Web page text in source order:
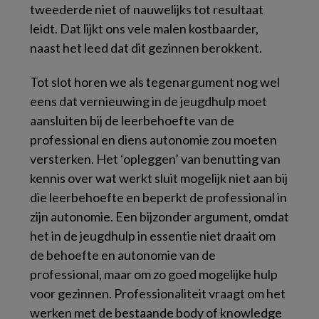
tweederde niet of nauwelijks tot resultaat
leidt. Dat lijkt ons vele malen kostbaarder,
naast het leed dat dit gezinnen berokkent.
Tot slot horen we als tegenargument nog wel
eens dat vernieuwing in de jeugdhulp moet
aansluiten bij de leerbehoefte van de
professional en diens autonomie zou moeten
versterken. Het ‘opleggen’ van benutting van
kennis over wat werkt sluit mogelijk niet aan bij
die leerbehoefte en beperkt de professional in
zijn autonomie. Een bijzonder argument, omdat
het in de jeugdhulp in essentie niet draait om
de behoefte en autonomie van de
professional, maar om zo goed mogelijke hulp
voor gezinnen. Professionaliteit vraagt om het
werken met de bestaande body of knowledge